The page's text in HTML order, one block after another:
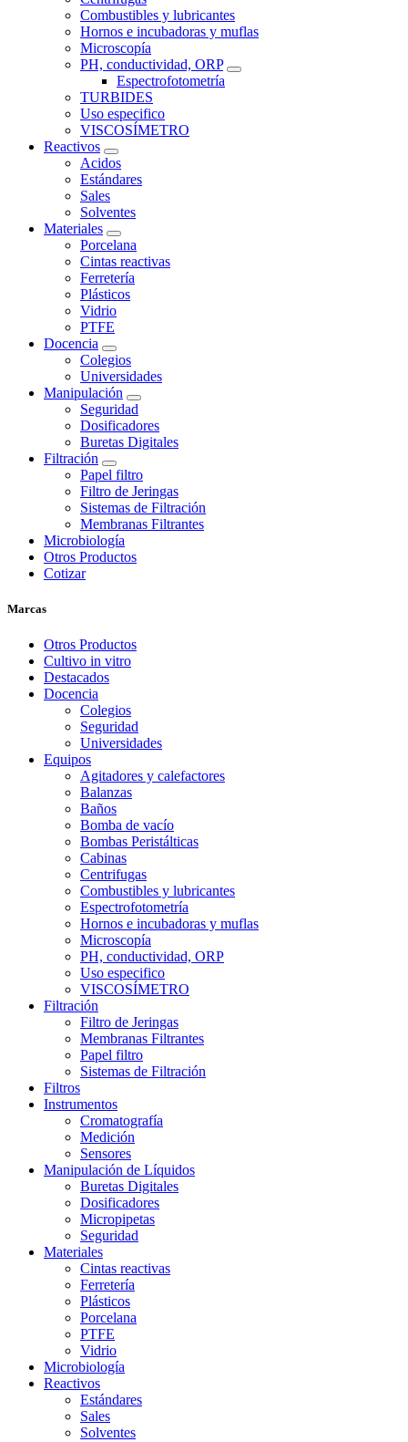
Combustibles y lubricantes
Hornos e incubadoras y muflas
Microscopía
PH, conductividad, ORP
Espectrofotometría
TURBIDES
Uso especifico
VISCOSÍMETRO
Reactivos
Acidos
Estándares
Sales
Solventes
Materiales
Porcelana
Cintas reactivas
Ferretería
Plásticos
Vidrio
PTFE
Docencia
Colegios
Universidades
Manipulación
Seguridad
Dosificadores
Buretas Digitales
Filtración
Papel filtro
Filtro de Jeringas
Sistemas de Filtración
Membranas Filtrantes
Microbiología
Otros Productos
Cotizar
Marcas
Otros Productos
Cultivo in vitro
Destacados
Docencia
Colegios
Seguridad
Universidades
Equipos
Agitadores y calefactores
Balanzas
Baños
Bomba de vacío
Bombas Peristálticas
Cabinas
Centrifugas
Combustibles y lubricantes
Espectrofotometría
Hornos e incubadoras y muflas
Microscopía
PH, conductividad, ORP
Uso especifico
VISCOSÍMETRO
Filtración
Filtro de Jeringas
Membranas Filtrantes
Papel filtro
Sistemas de Filtración
Filtros
Instrumentos
Cromatografía
Medición
Sensores
Manipulación de Líquidos
Buretas Digitales
Dosificadores
Micropipetas
Seguridad
Materiales
Cintas reactivas
Ferretería
Plásticos
Porcelana
PTFE
Vidrio
Microbiología
Reactivos
Estándares
Sales
Solventes